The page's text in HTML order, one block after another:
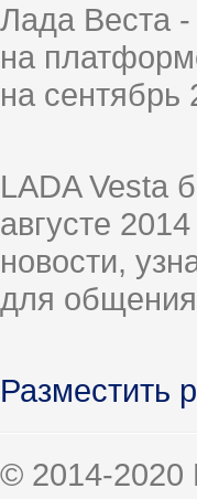
Лада Веста
на
на
LADA Vesta
августе
новости,
для
Разместить
© 2014-2020